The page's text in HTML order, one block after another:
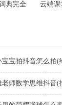
典完全 云端课
宝宝拍抖音怎么拍(
老师数学思维抖音(